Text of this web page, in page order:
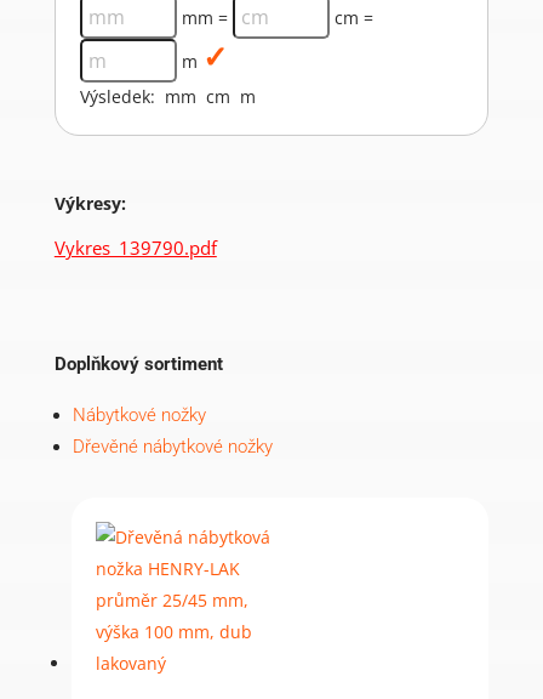
mm =
cm =
m
Výsledek: mm cm m
Výkresy:
Vykres_139790.pdf
Doplňkový sortiment
Nábytkové nožky
Dřevěné nábytkové nožky